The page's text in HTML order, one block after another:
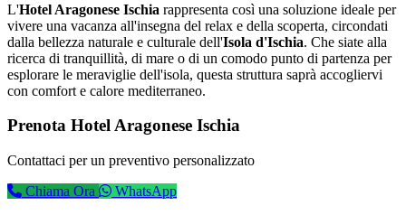
L'Hotel Aragonese Ischia rappresenta così una soluzione ideale per
vivere una vacanza all'insegna del relax e della scoperta, circondati
dalla bellezza naturale e culturale dell'Isola d'Ischia. Che siate alla
ricerca di tranquillità, di mare o di un comodo punto di partenza per
esplorare le meraviglie dell'isola, questa struttura saprà accogliervi
con comfort e calore mediterraneo.
Prenota Hotel Aragonese Ischia
Contattaci per un preventivo personalizzato
Chiama Ora
WhatsApp